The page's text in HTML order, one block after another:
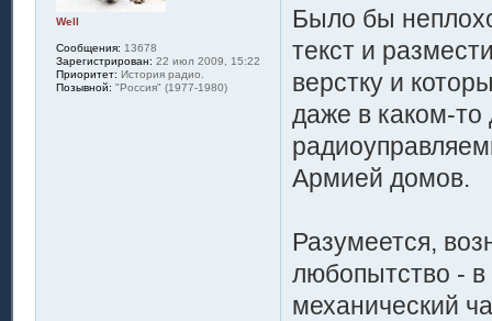
Было бы
текст и
верстку и
даже в каком-
Армией домов.
Разумеется,
любопытство -
механический
Well
Сообщения: 13678
Зарегистрирован: 22 июл 2009, 15:22
Приоритет: История радио.
Позывной: "Россия" (1977-1980)